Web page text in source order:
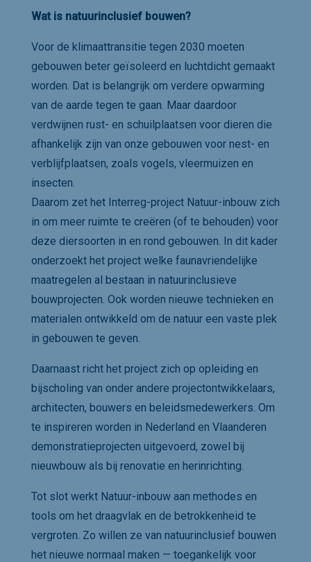
Wat is natuurinclusief bouwen?
Voor de klimaattransitie tegen 2030 moeten
gebouwen beter geïsoleerd en luchtdicht gemaakt
worden. Dat is belangrijk om verdere opwarming
van de aarde tegen te gaan. Maar daardoor
verdwijnen rust- en schuilplaatsen voor dieren die
afhankelijk zijn van onze gebouwen voor nest- en
verblijfplaatsen, zoals vogels, vleermuizen en
insecten.
Daarom zet het Interreg-project Natuur-inbouw zich
in om meer ruimte te creëren (of te behouden) voor
deze diersoorten in en rond gebouwen. In dit kader
onderzoekt het project welke faunavriendelijke
maatregelen al bestaan in natuurinclusieve
bouwprojecten. Ook worden nieuwe technieken en
materialen ontwikkeld om de natuur een vaste plek
in gebouwen te geven.
Daarnaast richt het project zich op opleiding en
bijscholing van onder andere projectontwikkelaars,
architecten, bouwers en beleidsmedewerkers. Om
te inspireren worden in Nederland en Vlaanderen
demonstratieprojecten uitgevoerd, zowel bij
nieuwbouw als bij renovatie en herinrichting.
Tot slot werkt Natuur-inbouw aan methodes en
tools om het draagvlak en de betrokkenheid te
vergroten. Zo willen ze van natuurinclusief bouwen
het nieuwe normaal maken — toegankelijk voor